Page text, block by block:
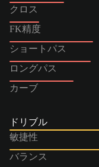
クロス
FK精度
ショートパス
ロングパス
カーブ
ドリブル
敏捷性
バランス